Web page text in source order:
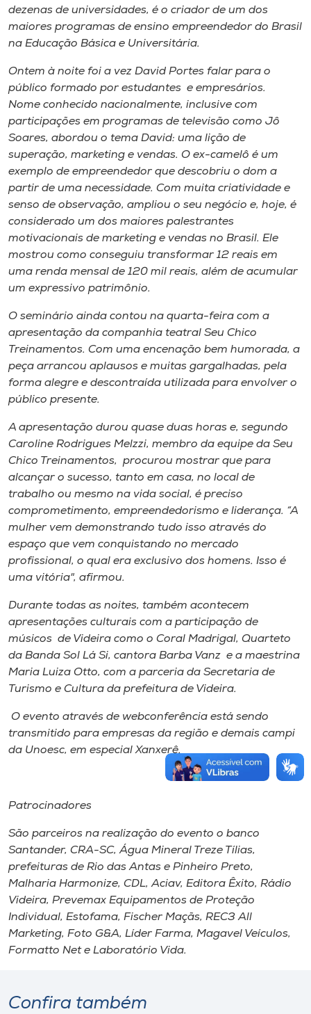
dezenas de universidades, é o criador de um dos
maiores programas de ensino empreendedor do Brasil
na Educação Básica e Universitária.
Ontem à noite foi a vez David Portes falar para o
público formado por estudantes e empresários.
Nome conhecido nacionalmente, inclusive com
participações em programas de televisão como Jô
Soares, abordou o tema David: uma lição de
superação, marketing e vendas. O ex-camelô é um
exemplo de empreendedor que descobriu o dom a
partir de uma necessidade. Com muita criatividade e
senso de observação, ampliou o seu negócio e, hoje, é
considerado um dos maiores palestrantes
motivacionais de marketing e vendas no Brasil. Ele
mostrou como conseguiu transformar 12 reais em
uma renda mensal de 120 mil reais, além de acumular
um expressivo patrimônio.
O seminário ainda contou na quarta-feira com a
apresentação da companhia teatral Seu Chico
Treinamentos. Com uma encenação bem humorada, a
peça arrancou aplausos e muitas gargalhadas, pela
forma alegre e descontraída utilizada para envolver o
público presente.
A apresentação durou quase duas horas e, segundo
Caroline Rodrigues Melzzi, membro da equipe da Seu
Chico Treinamentos, procurou mostrar que para
alcançar o sucesso, tanto em casa, no local de
trabalho ou mesmo na vida social, é preciso
comprometimento, empreendedorismo e liderança. “A
mulher vem demonstrando tudo isso através do
espaço que vem conquistando no mercado
profissional, o qual era exclusivo dos homens. Isso é
uma vitória", afirmou.
Durante todas as noites, também acontecem
apresentações culturais com a participação de
músicos de Videira como o Coral Madrigal, Quarteto
da Banda Sol Lá Si, cantora Barba Vanz e a maestrina
Maria Luiza Otto, com a parceria da Secretaria de
Turismo e Cultura da prefeitura de Videira.
O evento através de webconferência está sendo
transmitido para empresas da região e demais campi
da Unoesc, em especial Xanxerê.
Patrocinadores
São parceiros na realização do evento o banco
Santander, CRA-SC, Água Mineral Treze Tílias,
prefeituras de Rio das Antas e Pinheiro Preto,
Malharia Harmonize, CDL, Aciav, Editora Êxito, Rádio
Videira, Prevemax Equipamentos de Proteção
Individual, Estofama, Fischer Maçãs, REC3 All
Marketing, Foto G&A, Líder Farma, Magavel Veículos,
Formatto Net e Laboratório Vida.
Confira também